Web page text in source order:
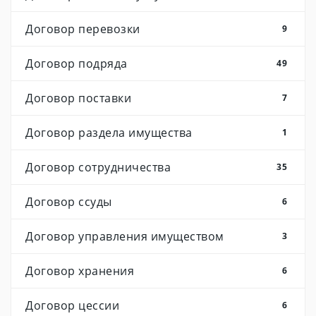
Договор перевозки 9
Договор подряда 49
Договор поставки 7
Договор раздела имущества 1
Договор сотрудничества 35
Договор ссуды 6
Договор управления имуществом 3
Договор хранения 6
Договор цессии 6